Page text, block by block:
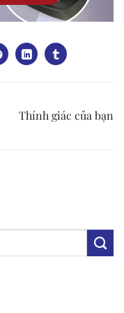
Thính giác của bạn